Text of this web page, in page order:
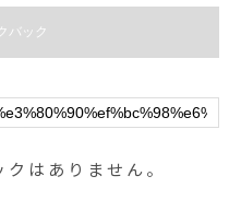
バック
はありません。